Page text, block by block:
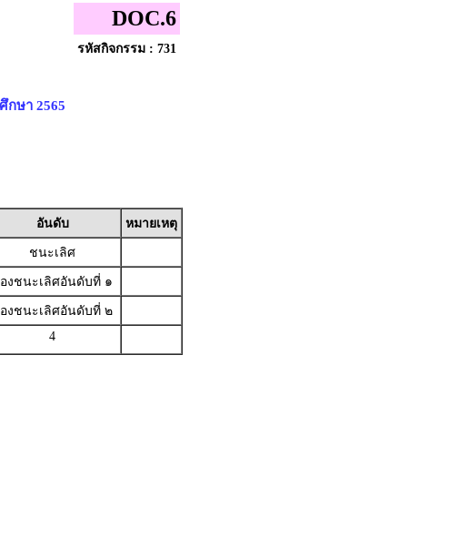
กษา 2565
DOC.6
รหัสกิจกรรม : 731
อันดับ
หมายเหตุ
ชนะเลิศ
งชนะเลิศอันดับที่ ๑
งชนะเลิศอันดับที่ ๒
4